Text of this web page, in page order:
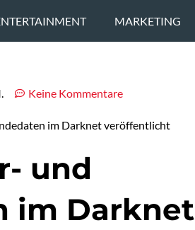
MARKETING
Keine Kommentare
im Darknet veröffentlicht
und
im Darknet